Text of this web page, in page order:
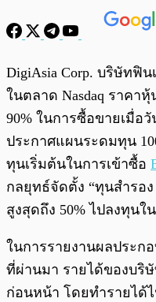
DigiAsia Corp. บริษัทฟิ
ในตลาด Nasdaq ราคา
90% ในการซื้อขายเมื่อ
ประกาศแผนระดมทุน
ทุนเริ่มต้นในการเข้าซื้อ
กลยุทธ์จัดตั้ง “ทุนสำรอ
สูงสุดถึง 50% ไปลงทุนใ
ในการรายงานผลประก
ที่ผ่านมา รายได้ของบริษั
ก่อนหน้า โดยทำรายได้